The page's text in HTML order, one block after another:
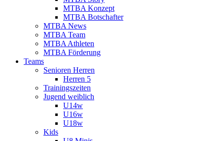
MTBA Konzept
MTBA Botschafter
MTBA News
MTBA Team
MTBA Athleten
MTBA Förderung
Teams
Senioren Herren
Herren 5
Trainingszeiten
Jugend weiblich
U14w
U16w
U18w
Kids